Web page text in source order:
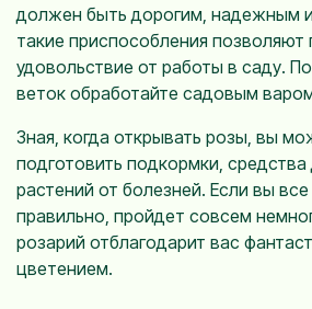
должен быть дорогим, надежным
такие приспособления позволяют
удовольствие от работы в саду.
веток обработайте садовым
Зная, когда открывать розы, вы
подготовить подкормки,
растений от болезней. Если вы
правильно, пройдет совсем
розарий отблагодарит вас
цветением.